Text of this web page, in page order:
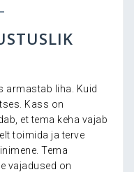
armastab liha. Kuid
Kass on
et tema keha vajab
toimida ja terve
Tema
vajadused on